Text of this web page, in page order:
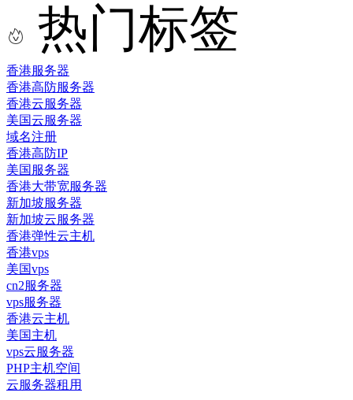
热门标签
香港服务器
香港高防服务器
香港云服务器
美国云服务器
域名注册
香港高防IP
美国服务器
香港大带宽服务器
新加坡服务器
新加坡云服务器
香港弹性云主机
香港vps
美国vps
cn2服务器
vps服务器
香港云主机
美国主机
vps云服务器
PHP主机空间
云服务器租用